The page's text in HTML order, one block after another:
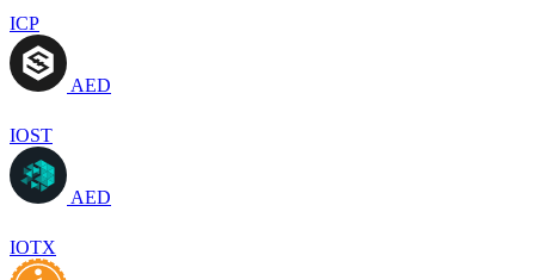
ICP
AED
IOST
AED
IOTX